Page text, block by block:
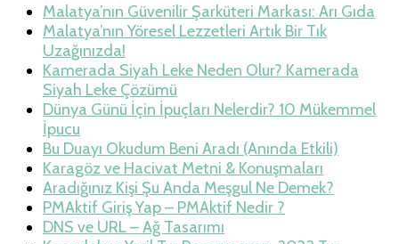
Malatya’nın Güvenilir Şarküteri Markası: Arı Gıda
Malatya’nın Yöresel Lezzetleri Artık Bir Tık
Uzağınızda!
Kamerada Siyah Leke Neden Olur? Kamerada
Siyah Leke Çözümü
Dünya Günü İçin İpuçları Nelerdir? 10 Mükemmel
İpucu
Bu Duayı Okudum Beni Aradı (Anında Etkili)
Karagöz ve Hacivat Metni & Konuşmaları
Aradığınız Kişi Şu Anda Meşgul Ne Demek?
PMAktif Giriş Yap – PMAktif Nedir ?
DNS ve URL – Ağ Tasarımı